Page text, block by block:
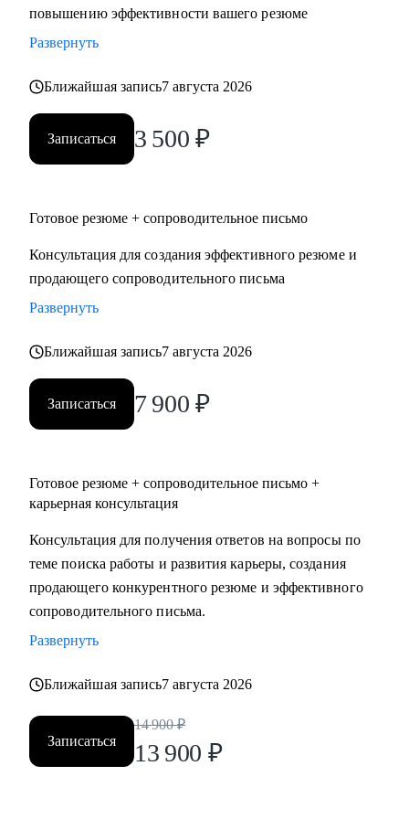
повышению эффективности вашего резюме
Развернуть
Ближайшая запись7 августа 2026
Записаться 3 500 ₽
Готовое резюме + сопроводительное письмо
Консультация для создания эффективного резюме и
продающего сопроводительного письма
Развернуть
Ближайшая запись7 августа 2026
Записаться 7 900 ₽
Готовое резюме + сопроводительное письмо +
карьерная консультация
Консультация для получения ответов на вопросы по
теме поиска работы и развития карьеры, создания
продающего конкурентного резюме и эффективного
сопроводительного письма.
Развернуть
Ближайшая запись7 августа 2026
Записаться
14 900 ₽
13 900 ₽